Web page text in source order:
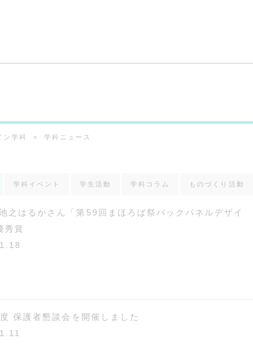
ン学科 学科ニュース
学科イベント 学生活動 学科コラム ものづくり活動
之はるかさん「第59回まほろば祭バックパネルデザイ
秀賞
保護者懇談会を開催しました